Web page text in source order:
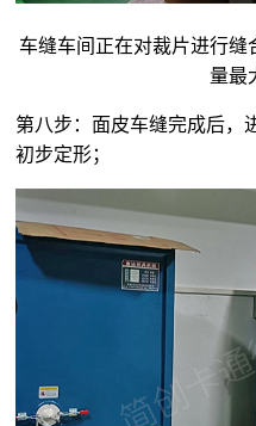
车缝车间正在对裁片进行
量最
第八步：面皮车缝完成后，
初步定形；